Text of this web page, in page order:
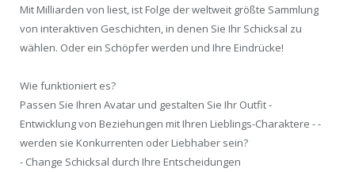
Mit Milliarden von liest, ist Folge der weltweit größte Sammlung
von interaktiven Geschichten, in denen Sie Ihr Schicksal zu
wählen. Oder ein Schöpfer werden und Ihre Eindrücke!
Wie funktioniert es?
Passen Sie Ihren Avatar und gestalten Sie Ihr Outfit -
Entwicklung von Beziehungen mit Ihren Lieblings-Charaktere - -
werden sie Konkurrenten oder Liebhaber sein?
- Change Schicksal durch Ihre Entscheidungen